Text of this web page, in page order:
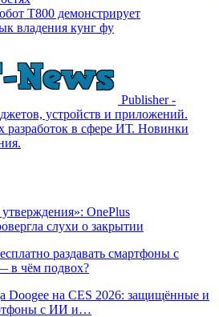
Т800 демонстрирует
владения кунг фу
Publisher -
устройств и приложений.
разработок в сфере ИТ. Новинки
OnePlus
слухи о закрытии
раздавать смартфоны с
в чём подвох?
Doogee на CES 2026: защищённые и
с ИИ и…